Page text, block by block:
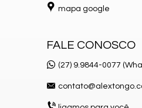
mapa google
FALE CONOSCO
(27) 9.9844-0077